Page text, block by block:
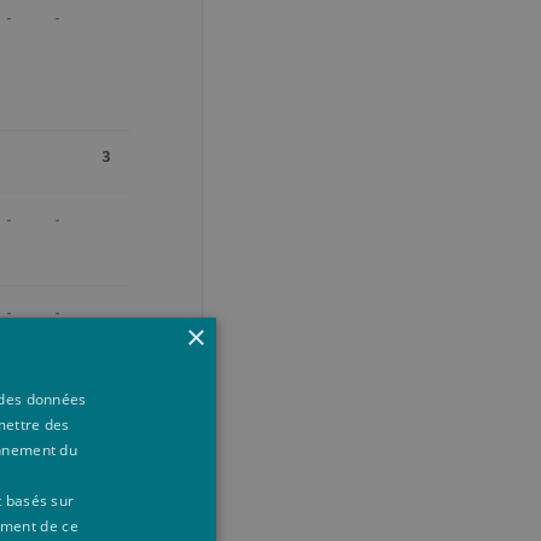
- -
3
- -
- -
20 -
×
données
des
du
sur
de ce